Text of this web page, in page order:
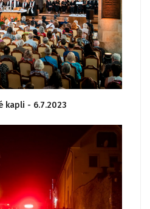
kapli - 6.7.2023